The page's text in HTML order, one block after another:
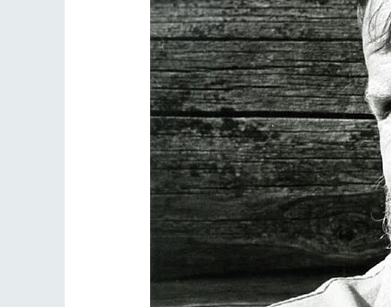
Разлуки не будет
Фредерика де Грааф